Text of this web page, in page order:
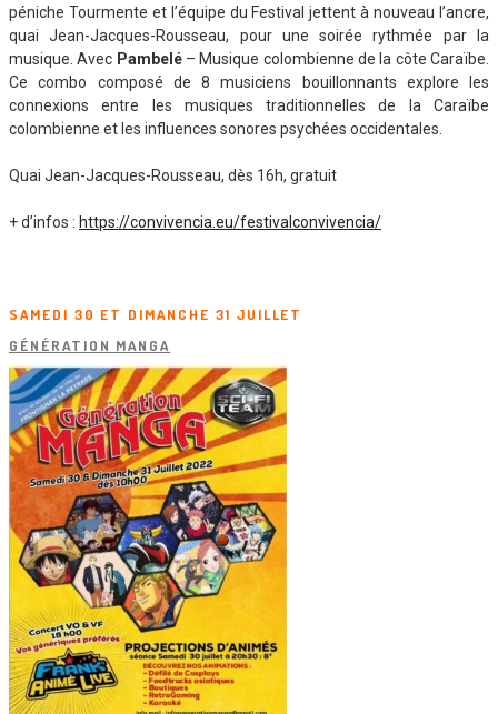
péniche Tourmente et l’équipe du Festival jettent à nouveau l’ancre,
quai Jean-Jacques-Rousseau, pour une soirée rythmée par la
musique. Avec Pambelé – Musique colombienne de la côte Caraïbe.
Ce combo composé de 8 musiciens bouillonnants explore les
connexions entre les musiques traditionnelles de la Caraïbe
colombienne et les influences sonores psychées occidentales.
Quai Jean-Jacques-Rousseau, dès 16h, gratuit
+ d’infos : https://convivencia.eu/festivalconvivencia/
SAMEDI 30 ET DIMANCHE 31 JUILLET
GÉNÉRATION MANGA